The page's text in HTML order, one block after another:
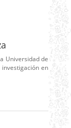
Universidad de
en